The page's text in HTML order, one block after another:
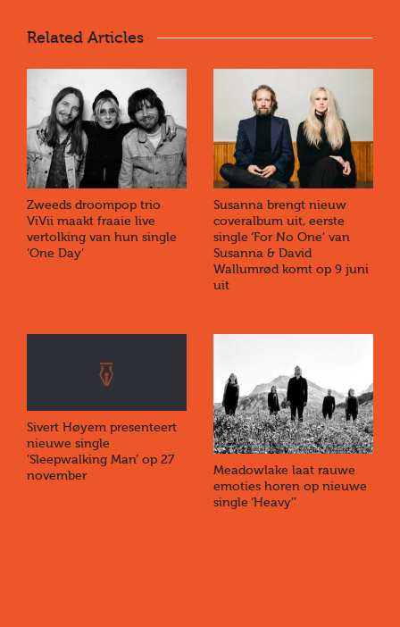
Related Articles
Zweeds droompop trio
ViVii maakt fraaie live
vertolking van hun single
‘One Day’
Susanna brengt nieuw
coveralbum uit, eerste
single ‘For No One’ van
Susanna & David
Wallumrød komt op 9 juni
uit
Sivert Høyem presenteert
nieuwe single
’Sleepwalking Man’ op 27
november
Meadowlake laat rauwe
emoties horen op nieuwe
single ‘Heavy’’